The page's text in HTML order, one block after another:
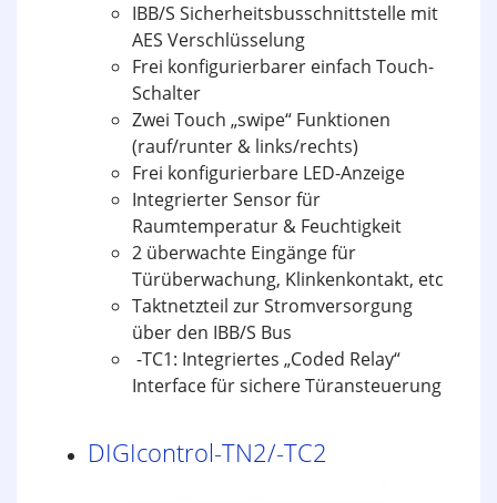
IBB/S Sicherheitsbusschnittstelle mit
AES Verschlüsselung
Frei konfigurierbarer einfach Touch-
Schalter
Zwei Touch „swipe“ Funktionen
(rauf/runter & links/rechts)
Frei konfigurierbare LED-Anzeige
Integrierter Sensor für
Raumtemperatur & Feuchtigkeit
2 überwachte Eingänge für
Türüberwachung, Klinkenkontakt, etc
Taktnetzteil zur Stromversorgung
über den IBB/S Bus
-TC1: Integriertes „Coded Relay“
Interface für sichere Türansteuerung
DIGIcontrol-TN2/-TC2